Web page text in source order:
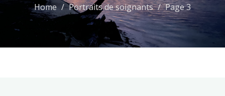
Home Portraits de soignants Page 3